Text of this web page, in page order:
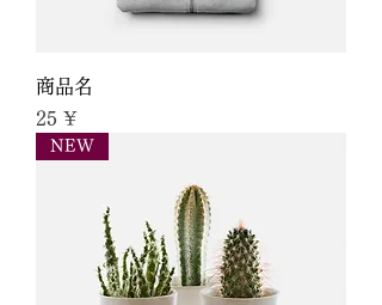
商品名
Preis
25 ¥
NEW